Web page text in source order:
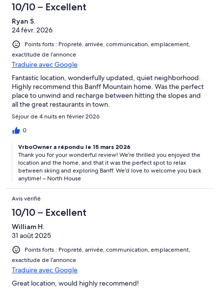
10/10 – Excellent
Ryan S.
24 févr. 2026
Points forts : Propreté, arrivée, communication, emplacement,
exactitude de l’annonce
Traduire avec Google
Fantastic location, wonderfully updated, quiet neighborhood.
Highly recommend this Banff Mountain home. Was the perfect
place to unwind and recharge between hitting the slopes and
all the great restaurants in town.
Séjour de 4 nuits en février 2026
0
VrboOwner a répondu le 15 mars 2026
Thank you for your wonderful review! We’re thrilled you enjoyed the
location and the home, and that it was the perfect spot to relax
between skiing and exploring Banff. We’d love to welcome you back
anytime! ~ North House
Avis vérifié
10/10 – Excellent
William H.
31 août 2025
Points forts : Propreté, arrivée, communication, emplacement,
exactitude de l’annonce
Traduire avec Google
Great location, would highly recommend!